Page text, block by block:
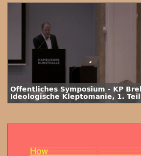
Öffentliches Symposium - KP
Ideologische Kleptomanie, 1.
Mai (2019)